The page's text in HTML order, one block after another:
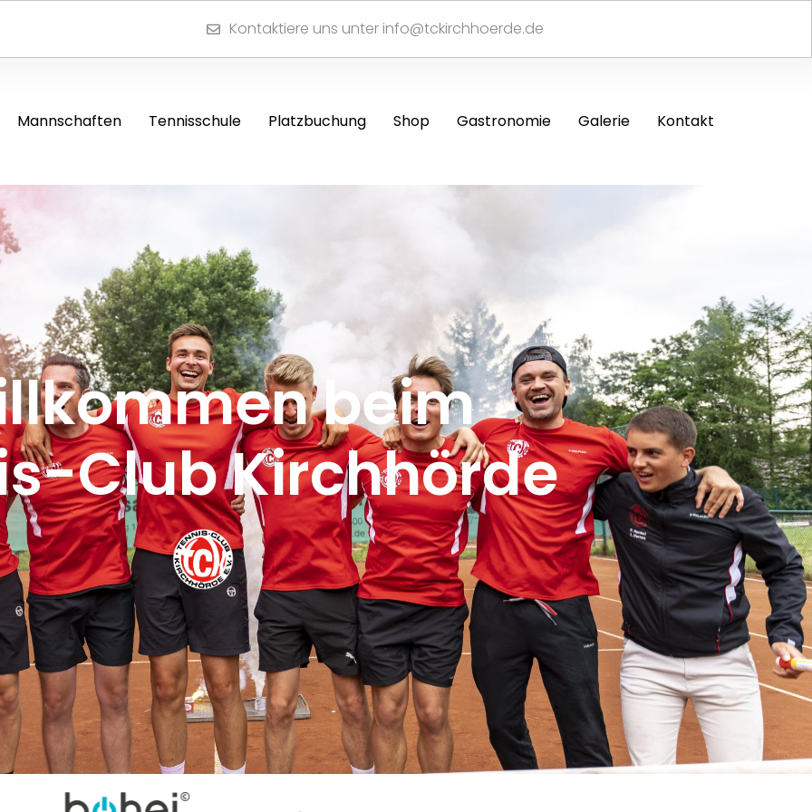
Kontaktiere uns unter info@tckirchhoerde.de
Mannschaften Tennisschule Platzbuchung Shop Gastronomie Galerie Kontakt
beim
Club Kirchhörde